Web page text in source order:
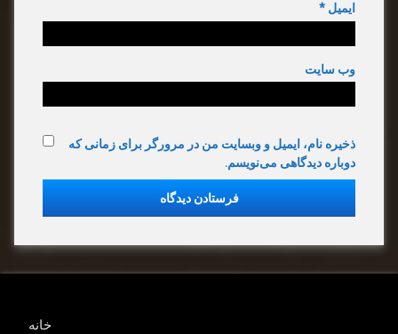
ایمیل *
وب‌ سایت
ذخیره نام، ایمیل و وبسایت من در مرورگر برای زمانی که
دوباره دیدگاهی می‌نویسم.
خانه